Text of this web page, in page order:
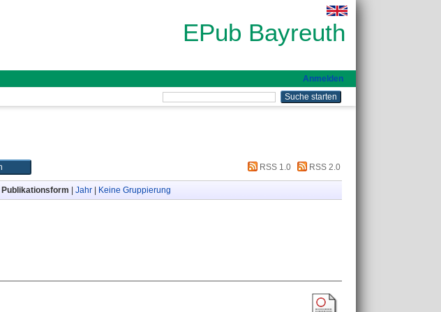
EPub Bayreuth
Anmelden
RSS 1.0 RSS 2.0
Publikationsform Jahr| Keine Gruppierung